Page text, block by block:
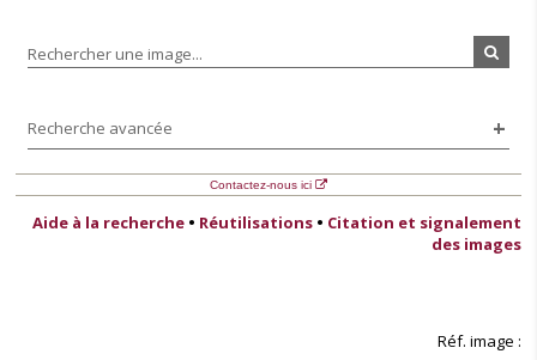
Rechercher une image...
Recherche avancée
Contactez-nous ici
Aide à la recherche • Réutilisations • Citation et signalement
des images
Réf. image :